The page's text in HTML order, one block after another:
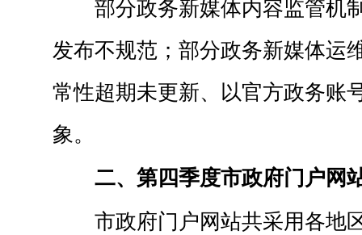
部分政务新媒体内容监管机
发布不规范；部分政务新媒体运
常性超期未更新、以官方政务账
象。
二、第四季度市政府门户网
市政府门户网站共采用各地